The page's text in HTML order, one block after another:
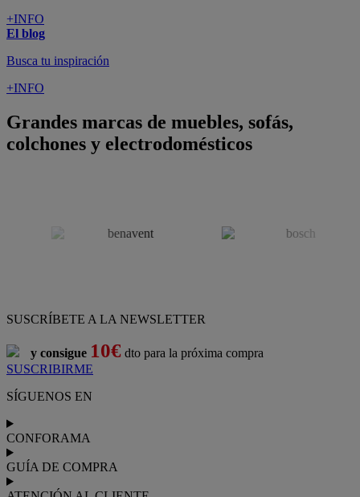
+INFO
El blog
Busca tu inspiración
+INFO
Grandes marcas de muebles, sofás,
colchones y electrodomésticos
SUSCRÍBETE A LA NEWSLETTER
y consigue 10€ dto para la próxima compra
SUSCRIBIRME
SÍGUENOS EN
CONFORAMA
GUÍA DE COMPRA